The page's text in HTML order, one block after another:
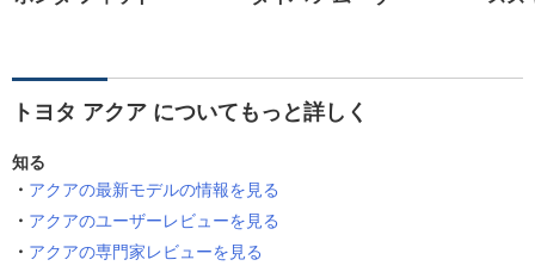
トヨタ アクア についてもっと詳しく
知る
アクアの最新モデルの情報を見る
アクアのユーザーレビューを見る
アクアの専門家レビューを見る